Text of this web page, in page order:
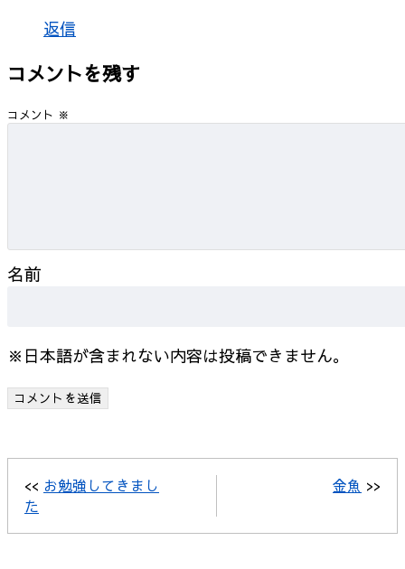
返信
コメントを残す
コメント ※
名前
※日本語が含まれない内容は投稿できません。
<< お勉強してきまし
た
金魚 >>